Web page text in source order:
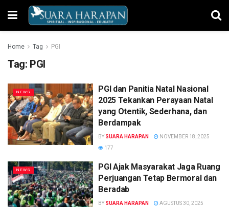
Home Tag PGI
Tag: PGI
NEWS
PGI dan Panitia Natal Nasional
2025 Tekankan Perayaan Natal
yang Otentik, Sederhana, dan
Berdampak
BY SUARA HARAPAN
NOVEMBER 18, 2025
177
NEWS
PGI Ajak Masyarakat Jaga Ruang
Perjuangan Tetap Bermoral dan
Beradab
BY SUARA HARAPAN
AGUSTUS 30, 2025